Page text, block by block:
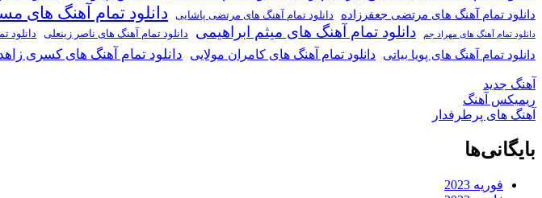
دانلود تمام آهنگ های مرتضی جعفرزاده دانلود تمام آهنگ های مرتضی پاشایی دانلود تمام آهنگ های
دانلود تمام آهنگ های مهراد جم دانلود تمام آهنگ های میثم ابراهیمی دانلود تمام آهنگ های ناصر زینعلی دانلود
دانلود تمام آهنگ های پویا بیاتی دانلود تمام آهنگ های کامران مولایی دانلود تمام آهنگ های کسری
آهنگ جدید
ریمیکس آهنگ
آهنگ های پرطرفدار
بایگانی‌ها
فوریه 2023